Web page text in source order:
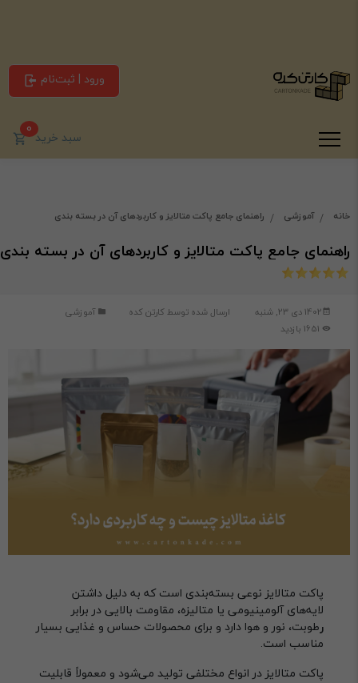
ورود | ثبت‌نام
سبد خرید0
خانه آموزشی راهنمای جامع پاکت متالایز و کاربردهای آن در بسته بندی
راهنمای جامع پاکت متالایز و کاربردهای آن در بسته بندی
1402 دی 23, شنبه ارسال شده توسطکارتن کده
آموزشی
پاکت متالایز نوعی بسته‌بندی است که به دلیل داشتن
لایه‌های آلومینیومی یا متالیزه، مقاومت بالایی در برابر
رطوبت، نور و هوا دارد و برای محصولات حساس و غذایی بسیار
مناسب است.
پاکت متالایز در انواع مختلفی تولید می‌شود و معمولاً قابلیت